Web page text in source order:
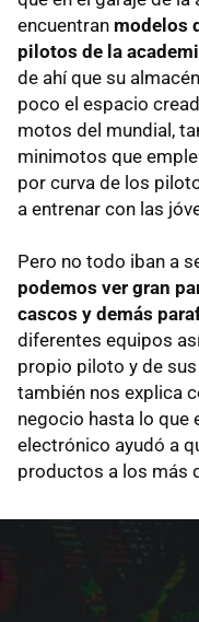
encuentran modelos
pilotos de la
de ahí que su
poco el espacio
motos del mundial,
minimotos que
por curva de los
a entrenar con las
Pero no todo iban a
podemos ver gran
cascos y demás
diferentes equipos
propio piloto y de
también nos explica
negocio hasta lo que
electrónico ayudó a
productos a los más